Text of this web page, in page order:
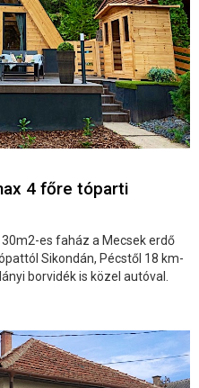
4 főre tóparti
es faház a Mecsek erdő
Sikondán, Pécstől 18 km-
borvidék is közel autóval.